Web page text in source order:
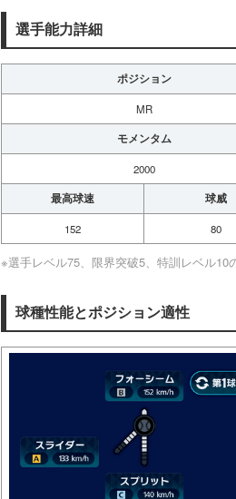
選手能力詳細
ポジション
MR
モメンタム
2000
最高球速 球威
152 80
※選手レベル75、限界突破5、特訓レベル10
球種性能とポジション適性